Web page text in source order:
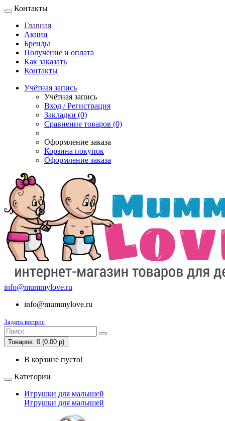
Контакты
Главная
Акции
Бренды
Получение и оплата
Как заказать
Контакты
Учётная запись
Учётная запись
Вход / Регистрация
Закладки (0)
Сравнение товаров (0)
Оформление заказа
Корзина покупок
Оформление заказа
info@mummylove.ru
info@mummylove.ru
Задать вопрос
Товаров: 0 (0.00 р)
В корзине пусто!
Категории
Игрушки для малышей
Игрушки для малышей